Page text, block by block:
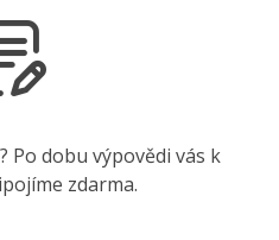
Po dobu výpovědi vás k
zdarma.